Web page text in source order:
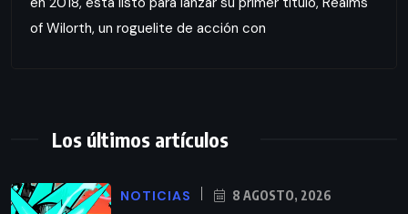
of Wilorth, un roguelite de acción con
Los últimos artículos
NOTICIAS 8 AGOSTO, 2026